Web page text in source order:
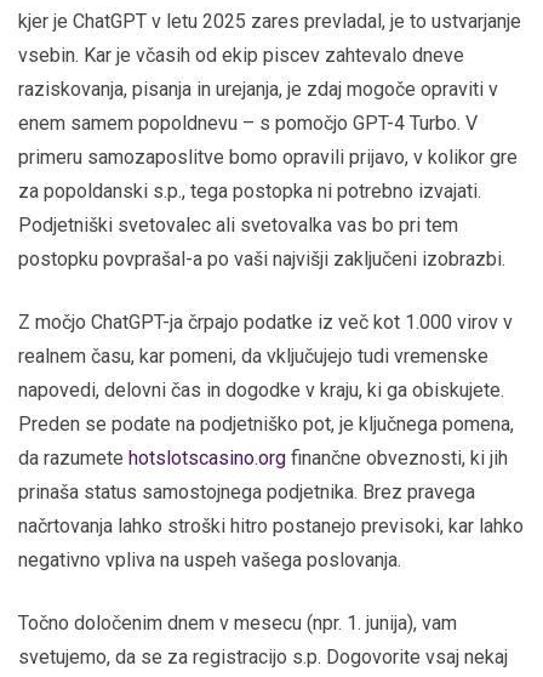
kjer je ChatGPT v letu 2025 zares prevladal, je to ustvarjanje
vsebin. Kar je včasih od ekip piscev zahtevalo dneve
raziskovanja, pisanja in urejanja, je zdaj mogoče opraviti v
enem samem popoldnevu – s pomočjo GPT-4 Turbo. V
primeru samozaposlitve bomo opravili prijavo, v kolikor gre
za popoldanski s.p., tega postopka ni potrebno izvajati.
Podjetniški svetovalec ali svetovalka vas bo pri tem
postopku povprašal-a po vaši najvišji zaključeni izobrazbi.
Z močjo ChatGPT-ja črpajo podatke iz več kot 1.000 virov v
realnem času, kar pomeni, da vključujejo tudi vremenske
napovedi, delovni čas in dogodke v kraju, ki ga obiskujete.
Preden se podate na podjetniško pot, je ključnega pomena,
da razumete hotslotscasino.org finančne obveznosti, ki jih
prinaša status samostojnega podjetnika. Brez pravega
načrtovanja lahko stroški hitro postanejo previsoki, kar lahko
negativno vpliva na uspeh vašega poslovanja.
Točno določenim dnem v mesecu (npr. 1. junija), vam
svetujemo, da se za registracijo s.p. Dogovorite vsaj nekaj